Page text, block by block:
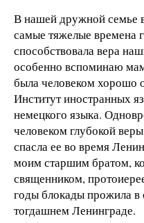
В нашей дружной семье
самые тяжелые времена
способствовала вера
особенно вспоминаю
была человеком хорошо
Институт иностранных
немецкого языка.
человеком глубокой
спасла ее во время
моим старшим братом,
священником,
годы блокады прожила
тогдашнем Ленинграде.